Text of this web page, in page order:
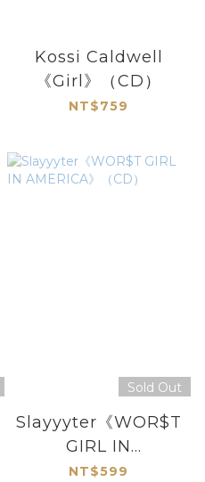
Kossi Caldwell
《Girl》（CD）
NT$759
Sold Out
Slayyyter《WOR$T
GIRL IN
AMERICA》（CD）
NT$599